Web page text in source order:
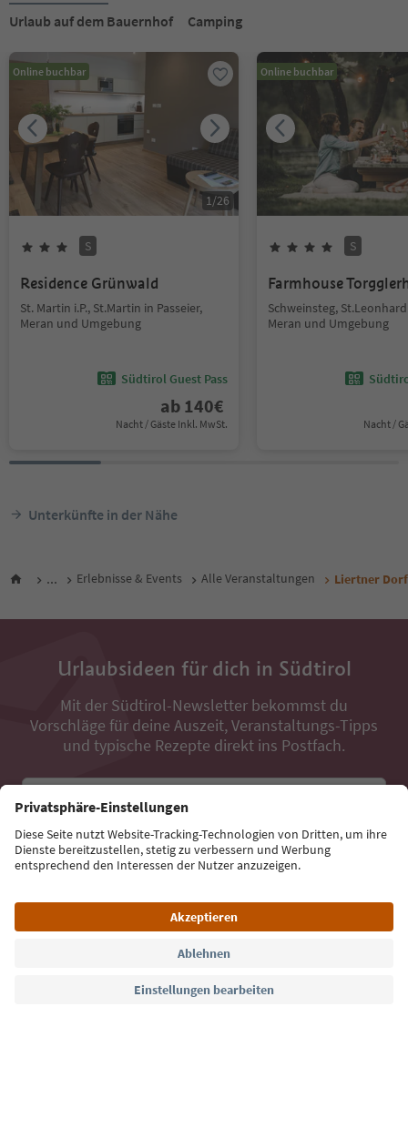
Urlaub auf dem Bauernhof
Camping
Online buchbar
1/26
S
Residence Grünwald
St. Martin i.P., St.Martin in Passeier,
Meran und Umgebung
Südtirol Guest Pass
ab 140€
Nacht / Gäste Inkl. MwSt.
Online buchbar
S
Farmhouse
Schweinsteg,
Meran und Umgebung
Nacht /
Unterkünfte in der Nähe
... Erlebnisse & Events Alle Veranstaltungen Liertner
Urlaubsideen für dich in Südtirol
Mit der Südtirol-Newsletter bekommst du
Vorschläge für deine Auszeit, Veranstaltungs-Tipps
und typische Rezepte direkt ins Postfach.
E-Mail Adresse
Jetzt anmelden